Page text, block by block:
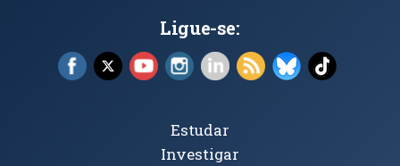
Ligue-se:
Facebook (abre em nova janela)
X (abre em nova janela)
YouTube (abre em nova janela)
Instagram (abre em nova janela)
LinkedIn (abre em nova
RSS (abre em nova
Bluesky (abre
TikTok
Tópicos Principais
Estudar
Investigar